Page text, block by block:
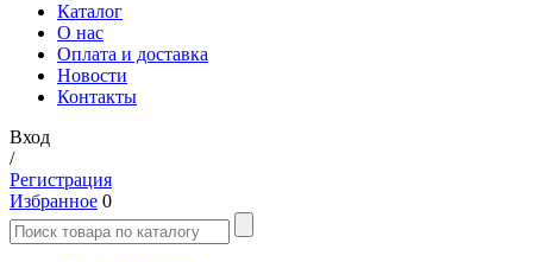
Каталог
О нас
Оплата и доставка
Новости
Контакты
Вход
/
Регистрация
Избранное 0